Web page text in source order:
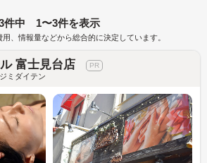
件中 1〜3件を表示
、情報量などから総合的に決定しています。
富士見台店
ミダイテン